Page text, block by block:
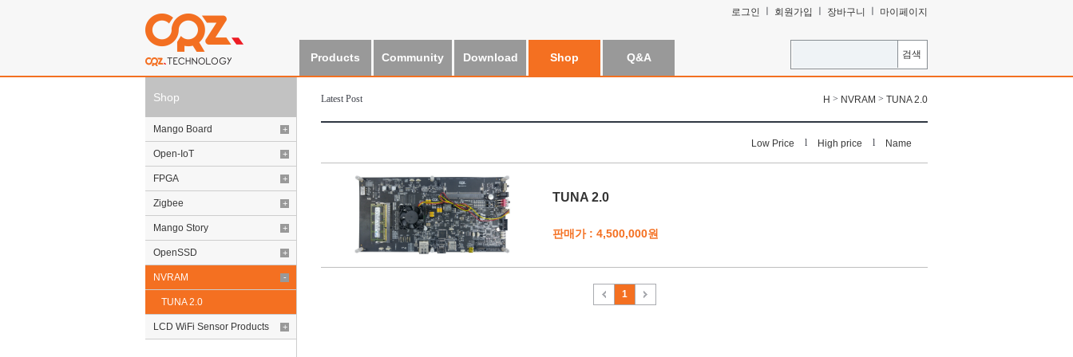
Products Community Download Shop Q&A
로그인 회원가입 장바구니 마이페이지
검색
Shop
+
Mango Board
+
Open-IoT
+
FPGA
+
Zigbee
+
Mango Story
+
OpenSSD
-
NVRAM
TUNA 2.0
+
LCD WiFi Sensor Products
Latest Post H > NVRAM > TUNA 2.0
Low Price l High price l Name
TUNA 2.0
판매가 : 4,500,000원
1